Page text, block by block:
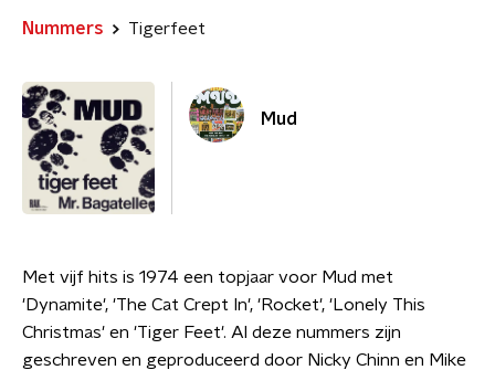
Nummers Tigerfeet
Mud
Met vijf hits is 1974 een topjaar voor Mud met
'Dynamite', 'The Cat Crept In', 'Rocket', 'Lonely This
Christmas' en 'Tiger Feet'. Al deze nummers zijn
geschreven en geproduceerd door Nicky Chinn en Mike